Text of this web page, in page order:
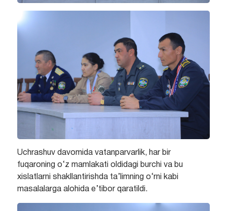
Uchrashuv davomida vatanparvarlik, har bir
fuqaroning o‘z mamlakati oldidagi burchi va bu
xislatlarni shakllantirishda ta’limning o‘rni kabi
masalalarga alohida e’tibor qaratildi.